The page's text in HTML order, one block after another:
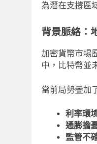
為潛在支撐區
背景脈絡：
加密貨幣市場
中，比特幣並
當前局勢疊加
利率環
通膨擔
監管不
法案60票門檻仍差